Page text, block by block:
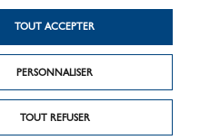
TOUT REFUSER
PERSONNALISER
TOUT ACCEPTER
Baguettes de brasure